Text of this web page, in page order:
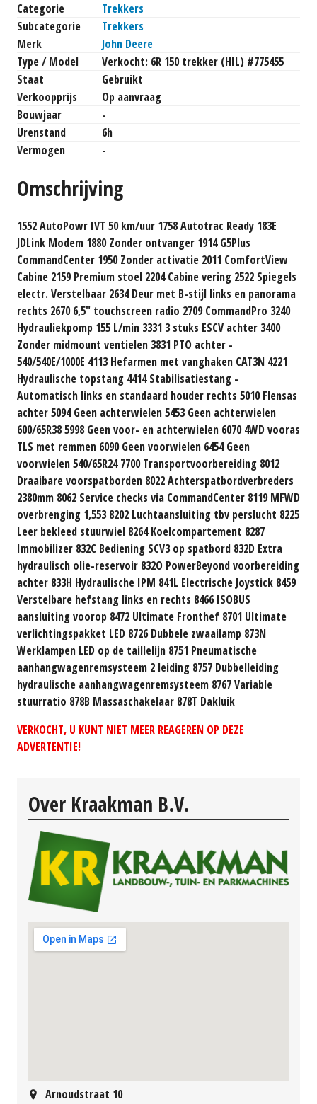
Categorie
Trekkers
Subcategorie
Trekkers
Merk
John Deere
Type / Model
Verkocht: 6R 150 trekker (HIL) #775455
Staat
Gebruikt
Verkoopprijs
Op aanvraag
Bouwjaar
-
Urenstand
6h
Vermogen
-
Omschrijving
1552 AutoPowr IVT 50 km/uur 1758 Autotrac Ready 183E
JDLink Modem 1880 Zonder ontvanger 1914 G5Plus
CommandCenter 1950 Zonder activatie 2011 ComfortView
Cabine 2159 Premium stoel 2204 Cabine vering 2522 Spiegels
electr. Verstelbaar 2634 Deur met B-stijl links en panorama
rechts 2670 6,5" touchscreen radio 2709 CommandPro 3240
Hydrauliekpomp 155 L/min 3331 3 stuks ESCV achter 3400
Zonder midmount ventielen 3831 PTO achter -
540/540E/1000E 4113 Hefarmen met vanghaken CAT3N 4221
Hydraulische topstang 4414 Stabilisatiestang -
Automatisch links en standaard houder rechts 5010 Flensas
achter 5094 Geen achterwielen 5453 Geen achterwielen
600/65R38 5998 Geen voor- en achterwielen 6070 4WD vooras
TLS met remmen 6090 Geen voorwielen 6454 Geen
voorwielen 540/65R24 7700 Transportvoorbereiding 8012
Draaibare voorspatborden 8022 Achterspatbordverbreders
2380mm 8062 Service checks via CommandCenter 8119 MFWD
overbrenging 1,553 8202 Luchtaansluiting tbv perslucht 8225
Leer bekleed stuurwiel 8264 Koelcompartement 8287
Immobilizer 832C Bediening SCV3 op spatbord 832D Extra
hydraulisch olie-reservoir 832O PowerBeyond voorbereiding
achter 833H Hydraulische IPM 841L Electrische Joystick 8459
Verstelbare hefstang links en rechts 8466 ISOBUS
aansluiting voorop 8472 Ultimate Fronthef 8701 Ultimate
verlichtingspakket LED 8726 Dubbele zwaailamp 873N
Werklampen LED op de taillelijn 8751 Pneumatische
aanhangwagenremsysteem 2 leiding 8757 Dubbelleiding
hydraulische aanhangwagenremsysteem 8767 Variable
stuurratio 878B Massaschakelaar 878T Dakluik
VERKOCHT, U KUNT NIET MEER REAGEREN OP DEZE
ADVERTENTIE!
Over Kraakman B.V.
Arnoudstraat 10